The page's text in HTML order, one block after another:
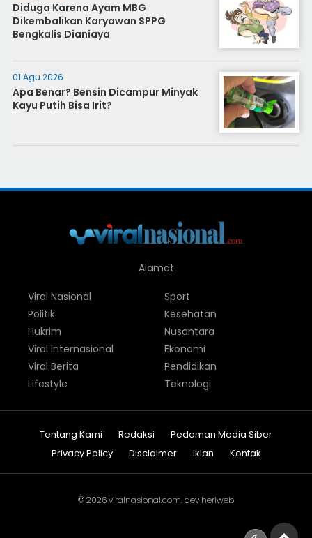
Diduga Karena Ayam MBG
Dikembalikan Karyawan SPPG
Bengkalis Dianiaya
01 Agu 2026
Apa Benar? Bensin Dicampur Minyak
Kayu Putih Bisa Irit?
Alamat
Viral Nasional
Politik
Hukrim
Viral Internasional
Viral Berita
Lifestyle
Sport
Kesehatan
Nusantara
Ekonomi
Pendidikan
Teknologi
Tentang Kami Redaksi
Pedoman Media Siber
Privacy Policy
Disclaimer Iklan Kontak
© 2026viralnasional.com. dev heriweb